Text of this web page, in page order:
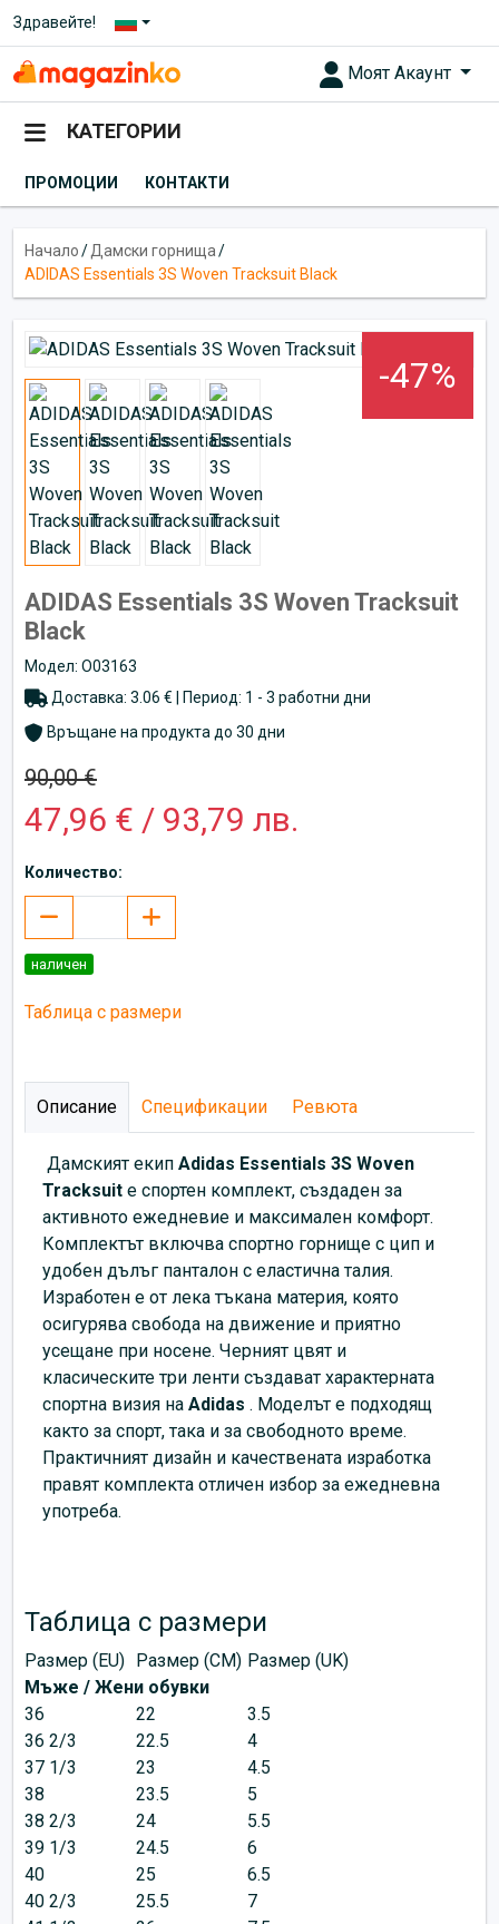
Здравейте!
Моят Акаунт
КАТЕГОРИИ
ПРОМОЦИИ КОНТАКТИ
Начало/Дамски горнища/
ADIDAS Essentials 3S Woven Tracksuit Black
-47%
ADIDAS Essentials 3S Woven Tracksuit
Black
Модел: O03163
Доставка: 3.06 € | Период: 1 - 3 работни дни
Връщане на продукта до 30 дни
90,00 €
47,96 € / 93,79 лв.
Количество:
наличен
Таблица с размери
Описание Спецификации Ревюта
Дамският екип Adidas Essentials 3S Woven
Tracksuit е спортен комплект, създаден за
активното ежедневие и максимален комфорт.
Комплектът включва спортно горнище с цип и
удобен дълъг панталон с еластична талия.
Изработен е от лека тъкана материя, която
осигурява свобода на движение и приятно
усещане при носене. Черният цвят и
класическите три ленти създават характерната
спортна визия на Adidas . Моделът е подходящ
както за спорт, така и за свободното време.
Практичният дизайн и качествената изработка
правят комплекта отличен избор за ежедневна
употреба.
Таблица с размери
Размер (EU) Размер (CM) Размер (UK)
Мъже / Жени обувки
36
22
3.5
36 2/3
22.5
4
37 1/3
23
4.5
38
23.5
5
38 2/3
24
5.5
39 1/3
24.5
6
40
25
6.5
40 2/3
25.5
7